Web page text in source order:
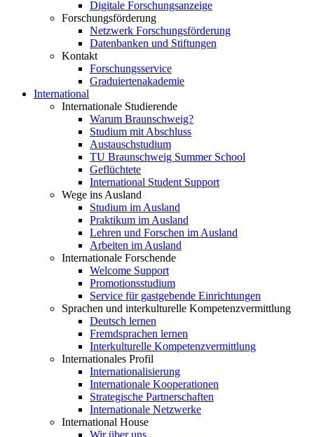
Digitale Forschungsanzeige
Forschungsförderung
Netzwerk Forschungsförderung
Datenbanken und Stiftungen
Kontakt
Forschungsservice
Graduiertenakademie
International
Internationale Studierende
Warum Braunschweig?
Studium mit Abschluss
Austauschstudium
TU Braunschweig Summer School
Geflüchtete
International Student Support
Wege ins Ausland
Studium im Ausland
Praktikum im Ausland
Lehren und Forschen im Ausland
Arbeiten im Ausland
Internationale Forschende
Welcome Support
Promotionsstudium
Service für gastgebende Einrichtungen
Sprachen und interkulturelle Kompetenzvermittlung
Deutsch lernen
Fremdsprachen lernen
Interkulturelle Kompetenzvermittlung
Internationales Profil
Internationalisierung
Internationale Kooperationen
Strategische Partnerschaften
Internationale Netzwerke
International House
Wir über uns